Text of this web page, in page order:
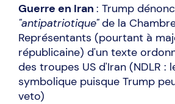
Guerre en Iran : Trump
"antipatriotique"de la
Représentants (pourtant à
républicaine) d'un texte
des troupes US d'Iran (NDLR :
symbolique puisque Trump
veto)